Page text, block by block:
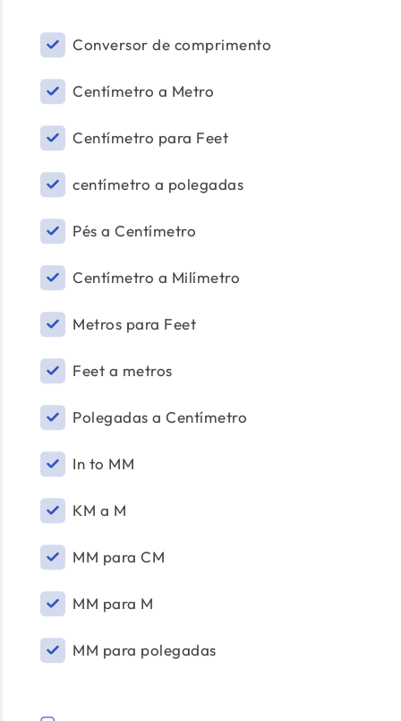
Conversor de comprimento
Centímetro a Metro
Centímetro para Feet
centímetro a polegadas
Pés a Centímetro
Centímetro a Milímetro
Metros para Feet
Feet a metros
Polegadas a Centímetro
In to MM
KM a M
MM para CM
MM para M
MM para polegadas